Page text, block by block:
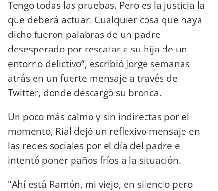
Tengo todas las pruebas. Pero es la justicia la
que deberá actuar. Cualquier cosa que haya
dicho fueron palabras de un padre
desesperado por rescatar a su hija de un
entorno delictivo”, escribió Jorge semanas
atrás en un fuerte mensaje a través de
Twitter, donde descargó su bronca.
Un poco más calmo y sin indirectas por el
momento, Rial dejó un reflexivo mensaje en
las redes sociales por el día del padre e
intentó poner paños fríos a la situación.
"Ahí está Ramón, mi viejo, en silencio pero